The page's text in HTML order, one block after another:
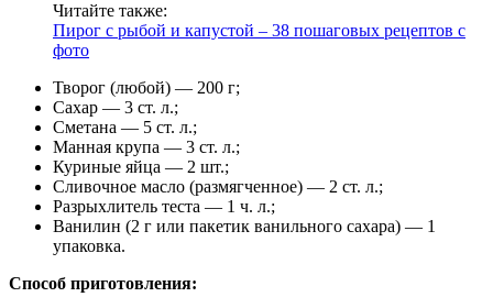
Читайте также:
Пирог с рыбой и капустой – 38 пошаговых рецептов с
фото
Творог (любой) — 200 г;
Сахар — 3 ст. л.;
Сметана — 5 ст. л.;
Манная крупа — 3 ст. л.;
Куриные яйца — 2 шт.;
Сливочное масло (размягченное) — 2 ст. л.;
Разрыхлитель теста — 1 ч. л.;
Ванилин (2 г или пакетик ванильного сахара) — 1
упаковка.
Способ приготовления: